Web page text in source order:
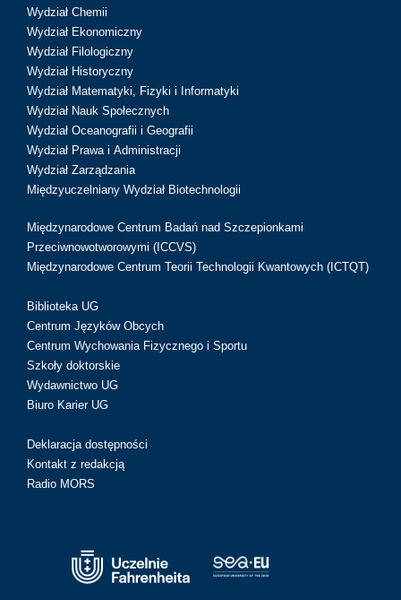
Wydział Chemii
Wydział Ekonomiczny
Wydział Filologiczny
Wydział Historyczny
Wydział Matematyki, Fizyki i Informatyki
Wydział Nauk Społecznych
Wydział Oceanografii i Geografii
Wydział Prawa i Administracji
Wydział Zarządzania
Międzyuczelniany Wydział Biotechnologii
Międzynarodowe Centrum Badań nad Szczepionkami
Przeciwnowotworowymi (ICCVS)
Międzynarodowe Centrum Teorii Technologii Kwantowych (ICTQT)
Biblioteka UG
Centrum Języków Obcych
Centrum Wychowania Fizycznego i Sportu
Szkoły doktorskie
Wydawnictwo UG
Biuro Karier UG
Deklaracja dostępności
Kontakt z redakcją
Radio MORS